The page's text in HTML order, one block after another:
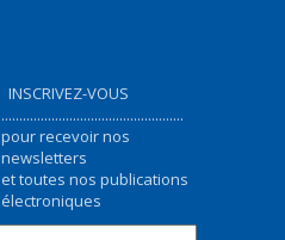
INSCRIVEZ-VOUS
...................................................
pour recevoir nos
newsletters
et toutes nos publications
électroniques